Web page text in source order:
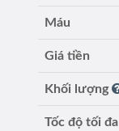
Máu
Giá tiền
Khối lượng
Tốc độ tối đa